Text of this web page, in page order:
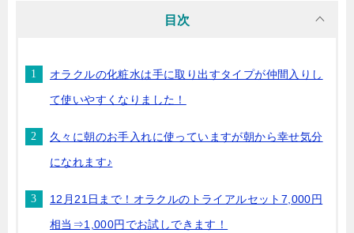
目次
オラクルの化粧水は手に取り出すタイプが仲間入りし
て使いやすくなりました！
久々に朝のお手入れに使っていますが朝から幸せ気分
になれます♪
12月21日まで！オラクルのトライアルセット7,000円
相当⇒1,000円でお試しできます！